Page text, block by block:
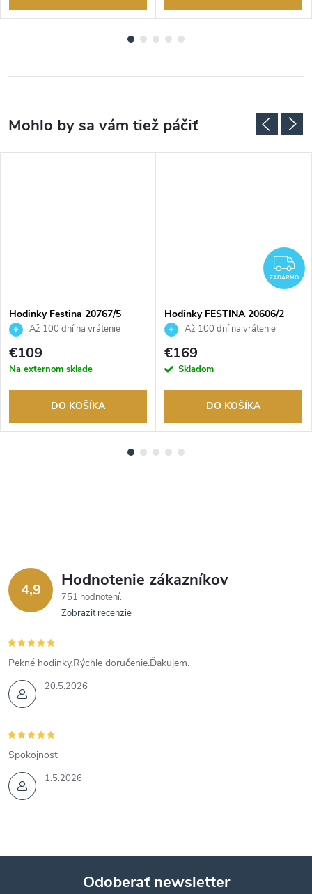
Hodinky Festina 20767/5
Až 100 dní na vrátenie
tovaru. Autorizovaný predajca.
€109
Na externom sklade
DO KOŠÍKA
ZADARMO
Hodinky FESTINA 20606/2
Až 100 dní na vrátenie
tovaru. Autorizovaný predajca.
€169
Skladom
DO KOŠÍKA
4,9 Hodnotenie zákazníkov
751 hodnotení
Zobraziť recenzie
20.5.2026
Pekné hodinky.Rýchle doručenie.Ďakujem.
1.5.2026
Spokojnost
Odoberať newsletter